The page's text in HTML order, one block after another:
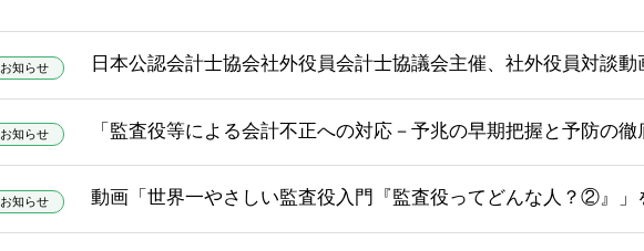
お知らせ 日本公認会計士協会社外役員会計士協議会主催、社外役員対談
お知らせ 「監査役等による会計不正への対応－予兆の早期把握と予防の
お知らせ 動画「世界一やさしい監査役入門『監査役ってどんな人？②』」